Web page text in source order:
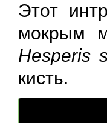
Этот
мокрым
Hesperis
кисть.